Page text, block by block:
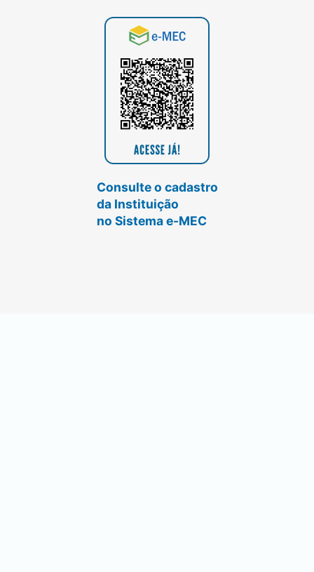
Consulte o cadastro
da Instituição
no Sistema e-MEC